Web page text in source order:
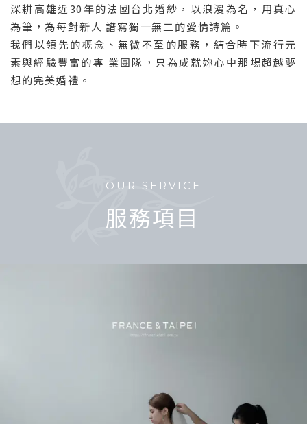
深耕高雄近30年的法國台北婚紗，以浪漫為名，用真心
為筆，為每對新人 譜寫獨一無二的愛情詩篇。
我們以領先的概念、無微不至的服務，結合時下流行元
素與經驗豐富的專 業團隊，只為成就妳心中那場超越夢
想的完美婚禮。
OUR SERVICE
服務項目